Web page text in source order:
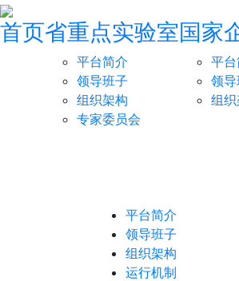
首页省重点实验室
平台简介
领导班子
组织架构
专家委员会
国家
平
领
组
平台简介
领导班子
组织架构
运行机制